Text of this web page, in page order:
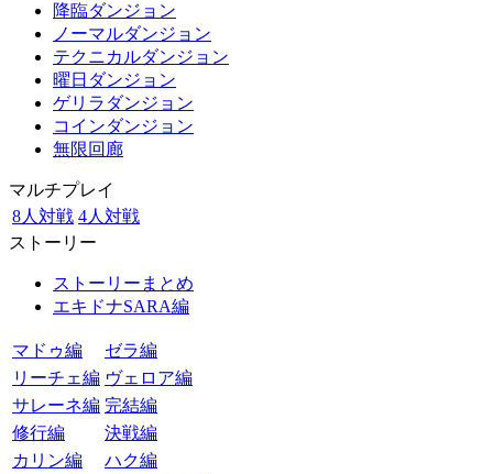
降臨ダンジョン
ノーマルダンジョン
テクニカルダンジョン
曜日ダンジョン
ゲリラダンジョン
コインダンジョン
無限回廊
マルチプレイ
8人対戦 4人対戦
ストーリー
ストーリーまとめ
エキドナSARA編
マドゥ編
ゼラ編
リーチェ編 ヴェロア編
サレーネ編 完結編
修行編
決戦編
カリン編
ハク編